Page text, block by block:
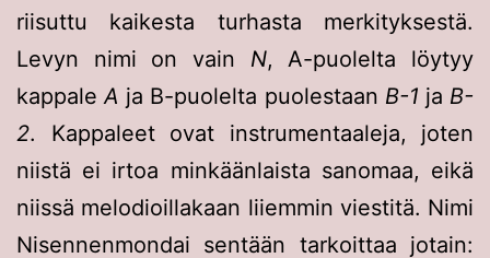
riisuttu kaikesta turhasta merkityksestä.
Levyn nimi on vain N, A-puolelta löytyy
kappaleA ja B-puolelta puolestaan B-1 ja B-
2. Kappaleet ovat instrumentaaleja, joten
niistä ei irtoa minkäänlaista sanomaa, eikä
niissä melodioillakaan liiemmin viestitä. Nimi
Nisennenmondai sentään tarkoittaa jotain: